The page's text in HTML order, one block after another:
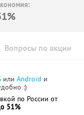
Вопросы по акции
или Android и
:)
по России от
51%